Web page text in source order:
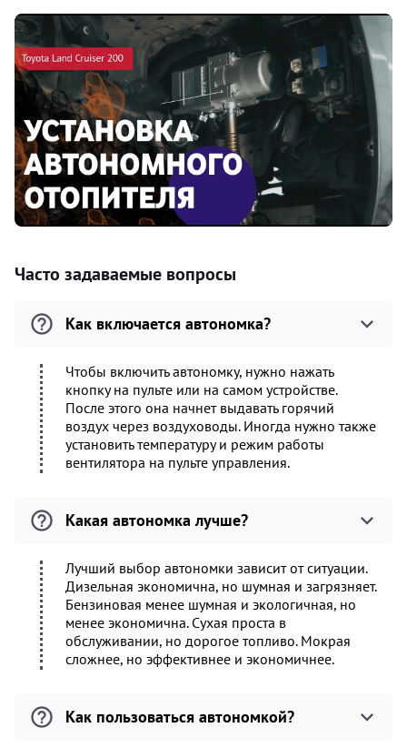
Часто задаваемые вопросы
Как включается автономка?
Чтобы включить автономку, нужно нажать
кнопку на пульте или на самом устройстве.
После этого она начнет выдавать горячий
воздух через воздуховоды. Иногда нужно также
установить температуру и режим работы
вентилятора на пульте управления.
Какая автономка лучше?
Лучший выбор автономки зависит от ситуации.
Дизельная экономична, но шумная и загрязняет.
Бензиновая менее шумная и экологичная, но
менее экономична. Сухая проста в
обслуживании, но дорогое топливо. Мокрая
сложнее, но эффективнее и экономичнее.
Как пользоваться автономкой?